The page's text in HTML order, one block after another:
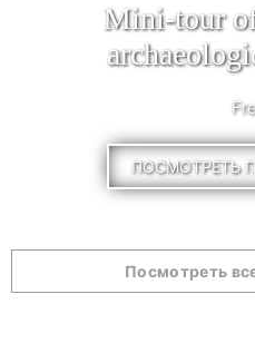
Mini-tour
ПОСМОТРЕТЬ
Посмотреть